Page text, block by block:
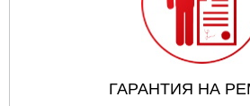
ГАРАНТИЯ НА